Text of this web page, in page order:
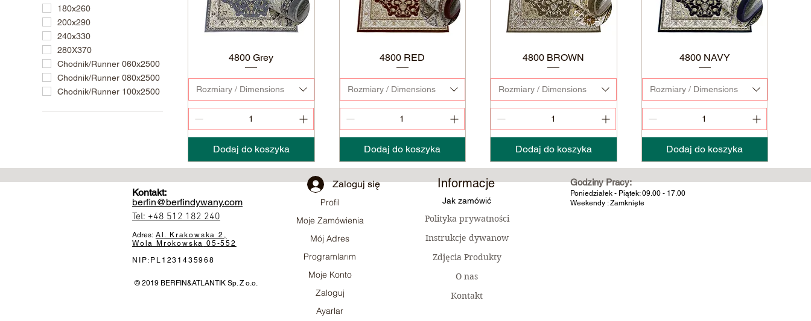
180x260
200x290
240x330
280X370
Chodnik/Runner 060x2500
Chodnik/Runner 080x2500
Chodnik/Runner 100x2500
4800 Grey
Rozmiary / Dimensions
Dodaj do koszyka
4800 RED
Rozmiary / Dimensions
Dodaj do koszyka
4800 BROWN
Rozmiary / Dimensions
Dodaj do koszyka
4800 NAVY
Rozmiary / Dimensions
Dodaj do koszyka
Kontakt:
berfin@berfindywany.com
Tel: +48 512 182 240
Adres: Al. Krakowska 2,
Wola Mrokowska 05-552
NIP:PL1231435968
© 2019 BERFIN&ATLANTIK Sp. Z o.o.
Zaloguj się Informacje
Profil
Moje Zamówienia
Mój Adres
Programlarım
Moje Konto
Zaloguj
Ayarlar
Jak zamówić
Polityka prywatności
Instrukcje dywanow
Zdjęcia Produkty
O nas
Kontakt
Godziny Pracy:
Poniedziałek - Piątek: 09.00 - 17.00
Weekendy : Zamknięte